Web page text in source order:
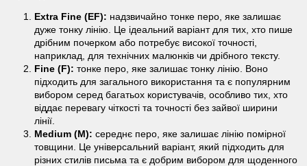
Extra Fine (EF): надзвичайно тонке перо, яке залишає
дуже тонку лінію. Це ідеальний варіант для тих, хто пише
дрібним почерком або потребує високої точності,
наприклад, для технічних малюнків чи дрібного тексту.
Fine (F): тонке перо, яке залишає тонку лінію. Воно
підходить для загального використання та є популярним
вибором серед багатьох користувачів, особливо тих, хто
віддає перевагу чіткості та точності без зайвої ширини
лінії.
Medium (M): середнє перо, яке залишає лінію помірної
товщини. Це універсальний варіант, який підходить для
різних стилів письма та є добрим вибором для щоденного